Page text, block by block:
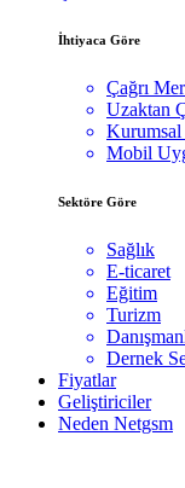
İhtiyaca Göre
Çağrı
Uzaktan
Mobil
Sektöre Göre
Sağlık
E-ticaret
Eğitim
Turizm
Dernek
Fiyatlar
Geliştiriciler
Neden Netgsm